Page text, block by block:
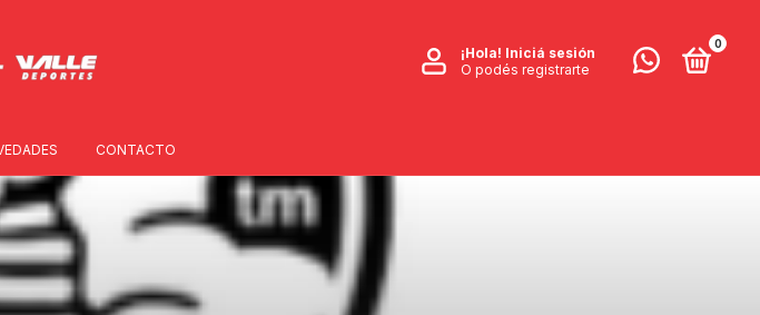
¡Hola! Iniciá sesión
O podés registrarte
0
CONTACTO